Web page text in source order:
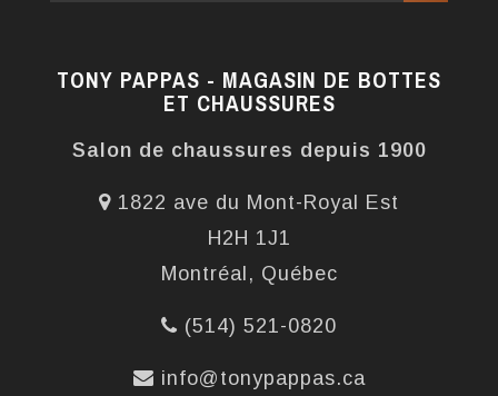
TONY PAPPAS - MAGASIN DE BOTTES
ET CHAUSSURES
Salon de chaussures depuis 1900
1822 ave du Mont-Royal Est
H2H 1J1
Montréal, Québec
(514) 521-0820
info@tonypappas.ca